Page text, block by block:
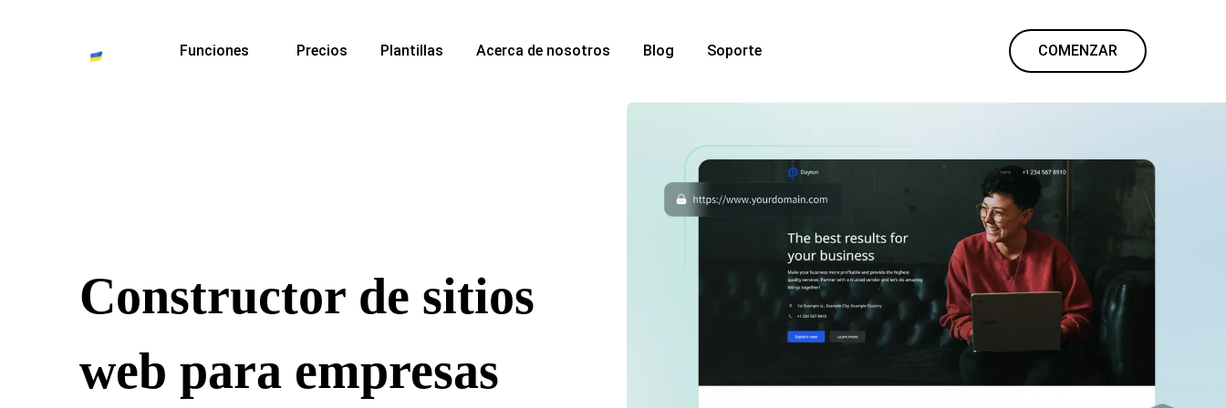
Funciones Precios Plantillas Acerca de nosotros Blog Soporte COMENZAR
Constructor de sitios
web para empresas